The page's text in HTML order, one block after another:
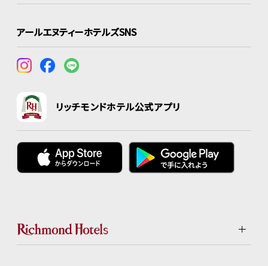
アールエヌティーホテルズSNS
リッチモンドホテル公式アプリ